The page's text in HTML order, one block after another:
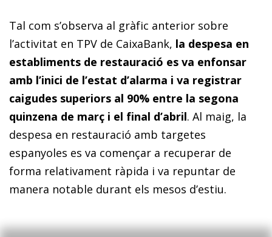
Tal com s’observa al gràfic anterior sobre
l’activitat en TPV de CaixaBank, la despesa en
establiments de restauració es va enfonsar
amb l’inici de l’estat d’alarma i va registrar
caigudes superiors al 90% entre la segona
quinzena de març i el final d’abril. Al maig, la
despesa en restauració amb targetes
espanyoles es va començar a recuperar de
forma relativament ràpida i va repuntar de
manera notable durant els mesos d’estiu.